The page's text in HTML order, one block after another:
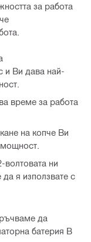
за работа
и Ви дава най-
време за работа
на копче Ви
ни
я използвате с
да
батерия B